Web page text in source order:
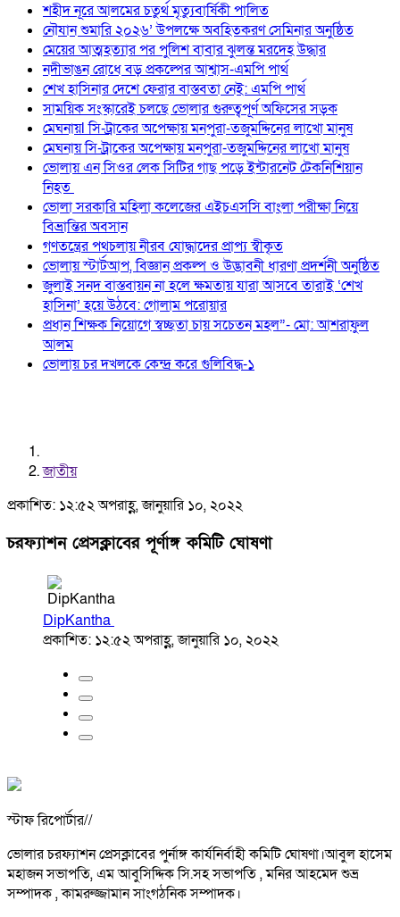
শহীদ নূরে আলমের চতুর্থ মৃত্যুবার্ষিকী পালিত
নৌযান শুমারি ২০২৬’ উপলক্ষে অবহিতকরণ সেমিনার অনুষ্ঠিত
মেয়ের আত্মহত্যার পর পুলিশ বাবার ঝুলন্ত মরদেহ উদ্ধার
নদীভাঙন রোধে বড় প্রকল্পের আশ্বাস-এমপি পার্থ
শেখ হাসিনার দেশে ফেরার বাস্তবতা নেই: এমপি পার্থ
সাময়িক সংস্কারেই চলছে ভোলার গুরুত্বপূর্ণ অফিসের সড়ক
মেঘনায়l সি-ট্রাকের অপেক্ষায় মনপুরা-তজুমদ্দিনের লাখো মানুষ
মেঘনায় সি-ট্রাকের অপেক্ষায় মনপুরা-তজুমদ্দিনের লাখো মানুষ
ভোলায় এন সিওর লেক সিটির গাছ পড়ে ইন্টারনেট টেকনিশিয়ান
নিহত
ভোলা সরকারি মহিলা কলেজের এইচএসসি বাংলা পরীক্ষা নিয়ে
বিভ্রান্তির অবসান
গণতন্ত্রের পথচলায় নীরব যোদ্ধাদের প্রাপ্য স্বীকৃত
ভোলায় স্টার্টআপ, বিজ্ঞান প্রকল্প ও উদ্ভাবনী ধারণা প্রদর্শনী অনুষ্ঠিত
জুলাই সনদ বাস্তবায়ন না হলে ক্ষমতায় যারা আসবে তারাই ‘শেখ
হাসিনা’ হয়ে উঠবে: গোলাম পরোয়ার
প্রধান শিক্ষক নিয়োগে স্বচ্ছতা চায় সচেতন মহল”- মো: আশরাফুল
আলম
ভোলায় চর দখলকে কেন্দ্র করে গুলিবিদ্ধ-১
জাতীয়
প্রকাশিত: ১২:৫২ অপরাহ্ণ, জানুয়ারি ১০, ২০২২
চরফ্যাশন প্রেসক্লাবের পূর্ণাঙ্গ কমিটি ঘোষণা
DipKantha
প্রকাশিত: ১২:৫২ অপরাহ্ণ, জানুয়ারি ১০, ২০২২
স্টাফ রিপোর্টার//
ভোলার চরফ্যাশন প্রেসক্লাবের পুর্নাঙ্গ কার্যনির্বাহী কমিটি ঘোষণা।আবুল হাসেম
মহাজন সভাপতি, এম আবুসিদ্দিক সি.সহ সভাপতি , মনির আহমেদ শুভ্র
সম্পাদক , কামরুজ্জামান সাংগঠনিক সম্পাদক।